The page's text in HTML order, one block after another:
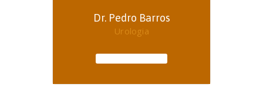
Dr. Pedro Barros
Urologia